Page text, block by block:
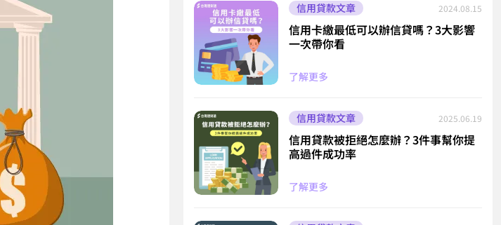
信用貸款文章 2024.08.15
信用卡繳最低可以辦信貸嗎？3大影響
一次帶你看
了解更多
信用貸款文章 2025.06.19
信用貸款被拒絕怎麼辦？3件事幫你提
高過件成功率
了解更多